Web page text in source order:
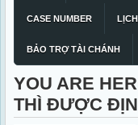
CASE NUMBER
BẢO TRỢ TÀI CHÁNH
YOU ARE
THÌ ĐƯỢC